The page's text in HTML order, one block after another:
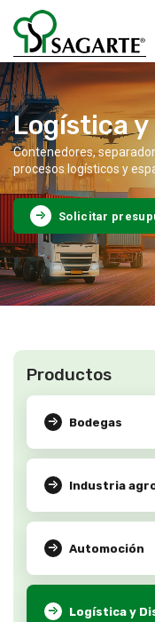
Logística
Contenedores,
procesos logísticos y
Solicitar
Productos
Bodegas
Industria
Automoción
Logística y